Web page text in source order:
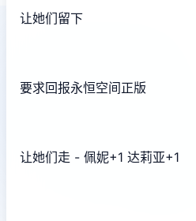
让她们留下
要求回报永恒空间正版
让她们走 - 佩妮+1 达莉亚+1